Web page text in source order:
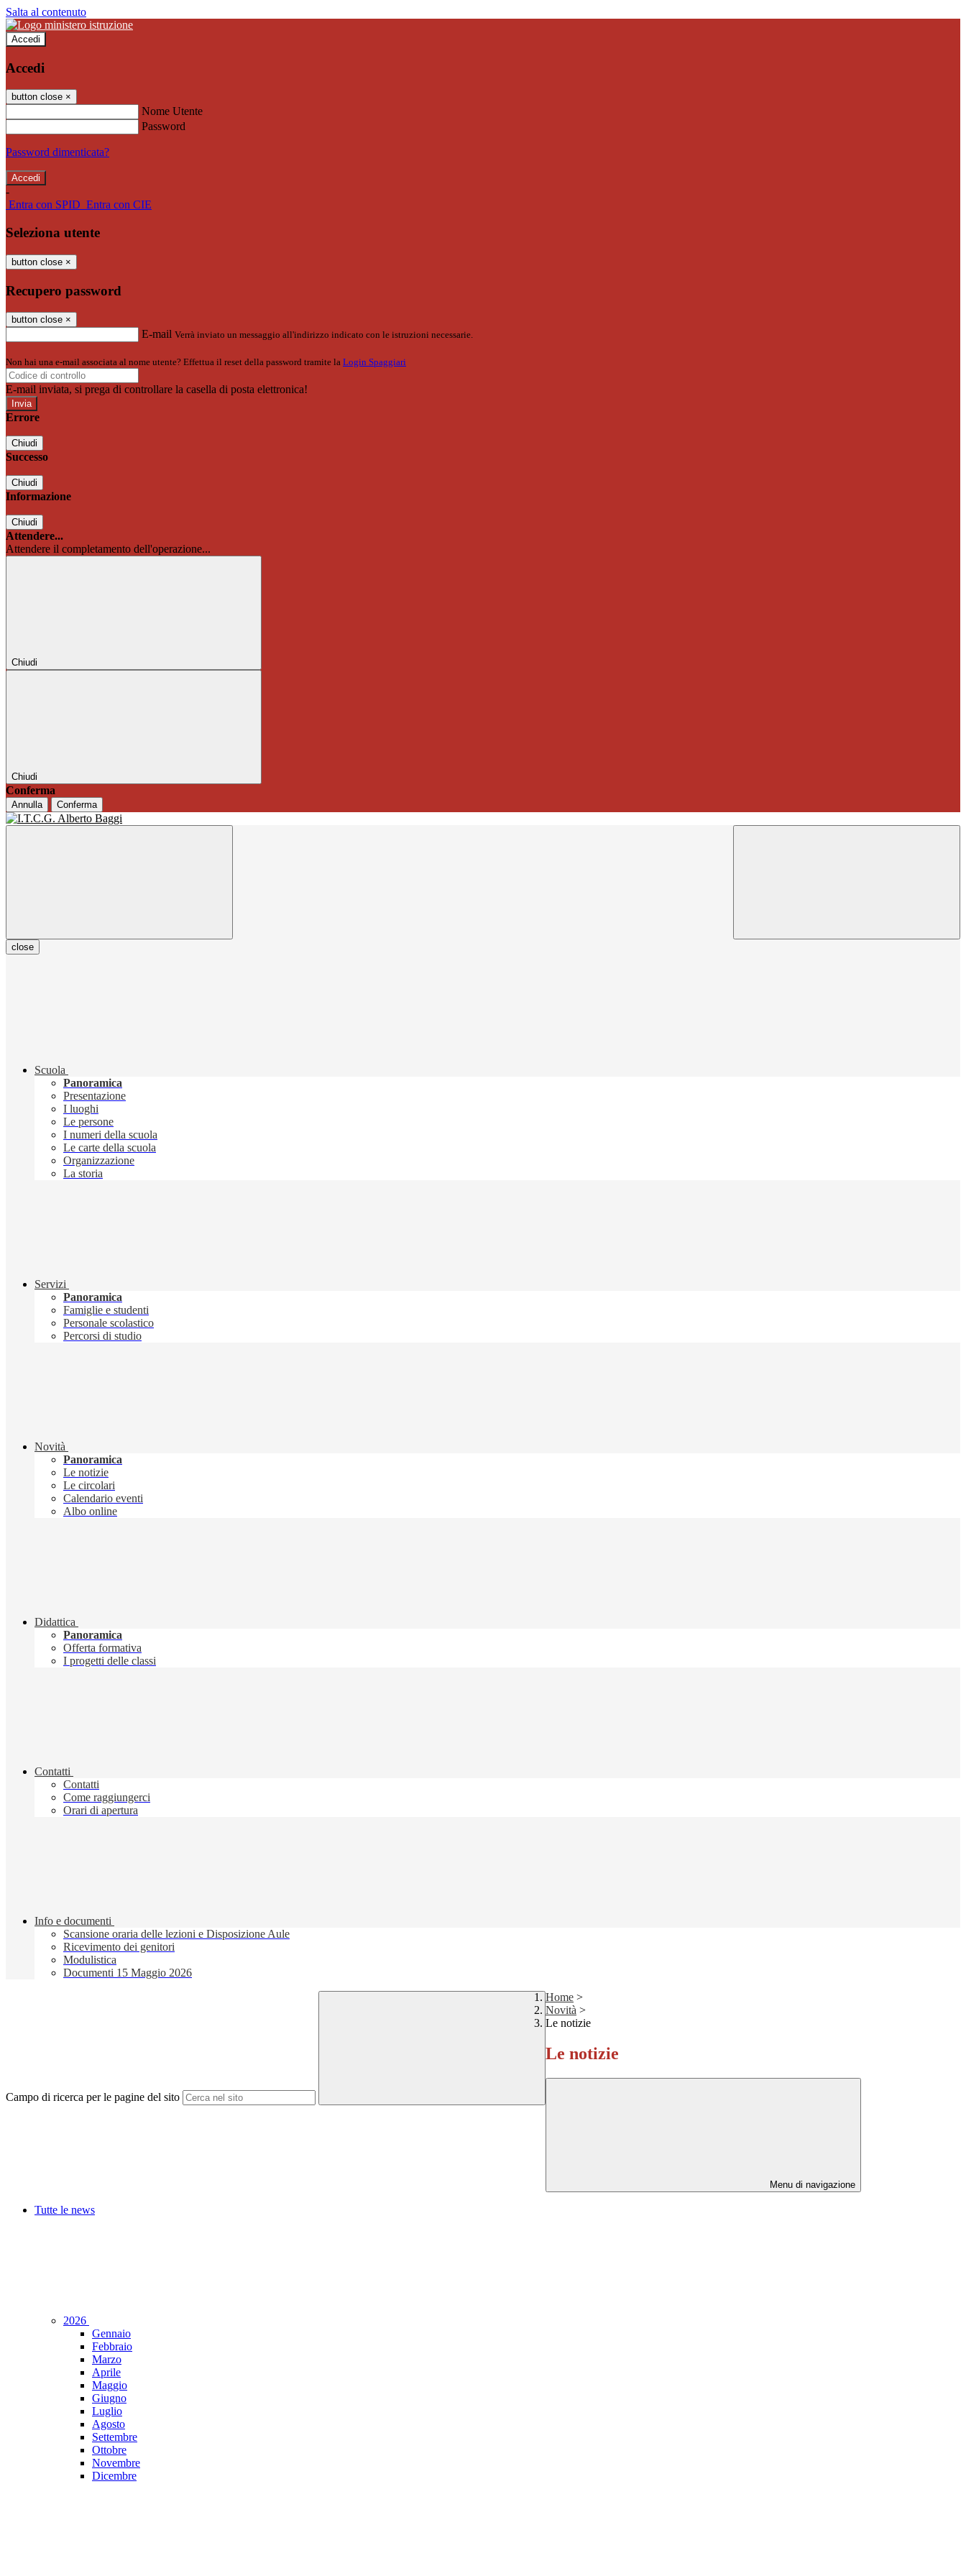
Salta al contenuto
Accedi
Accedi
button close ×
Nome Utente
Password
Password dimenticata?
-
Entra con SPID Entra con CIE
Seleziona utente
button close ×
Recupero password
button close ×
E-mail Verrà inviato un messaggio all'indirizzo indicato con le istruzioni necessarie.
Non hai una e-mail associata al nome utente? Effettua il reset della password tramite la Login Spaggiari
E-mail inviata, si prega di controllare la casella di posta elettronica!
Errore
Chiudi
Successo
Chiudi
Informazione
Chiudi
Attendere...
Attendere il completamento dell'operazione...
Chiudi
Chiudi
Conferma
Annulla Conferma
close
Scuola
Panoramica
Presentazione
I luoghi
Le persone
I numeri della scuola
Le carte della scuola
Organizzazione
La storia
Servizi
Panoramica
Famiglie e studenti
Personale scolastico
Percorsi di studio
Novità
Panoramica
Le notizie
Le circolari
Calendario eventi
Albo online
Didattica
Panoramica
Offerta formativa
I progetti delle classi
Contatti
Contatti
Come raggiungerci
Orari di apertura
Info e documenti
Scansione oraria delle lezioni e Disposizione Aule
Ricevimento dei genitori
Modulistica
Documenti 15 Maggio 2026
Campo di ricerca per le pagine del sito
Home >
Novità >
Le notizie
Le notizie
Menu di navigazione
Tutte le news
2026
Gennaio
Febbraio
Marzo
Aprile
Maggio
Giugno
Luglio
Agosto
Settembre
Ottobre
Novembre
Dicembre